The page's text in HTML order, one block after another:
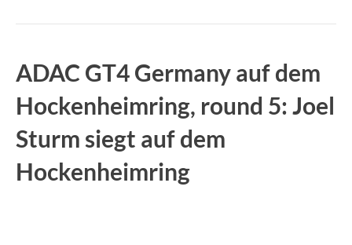
ADAC GT4 Germany auf dem
Hockenheimring, round 5: Joel
Sturm siegt auf dem
Hockenheimring